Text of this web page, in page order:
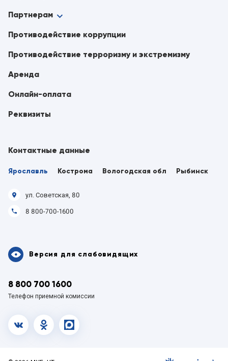
Версия для слабовидящих
8 800 700 1600
Телефон приемной комиссии
vk.com
Партнерам
Противодействие коррупции
Противодействие терроризму и экстремизму
Аренда
Онлайн-оплата
Реквизиты
Контактные данные
Ярославль Кострома Вологодская обл Рыбинск
ул. Советская, 80
8 800-700-1600